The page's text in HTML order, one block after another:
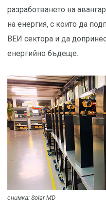
разработването на
на енергия, с които да
ВЕИ сектора и да
енергийно бъдеще.
снимка: Solar MD